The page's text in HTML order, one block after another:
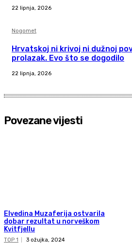
22 lipnja, 2026
Nogomet
Hrvatskoj ni krivoj ni dužnoj
prolazak. Evo što se dogodilo
22 lipnja, 2026
Povezane vijesti
Elvedina Muzaferija ostvarila
dobar rezultat u norveškom
Kvitfjellu
TOP 1 3 ožujka, 2024